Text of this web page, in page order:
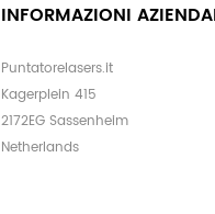
INFORMAZIONI
Puntatorelasers.it
Kagerplein 415
2172EG Sassenheim
Netherlands